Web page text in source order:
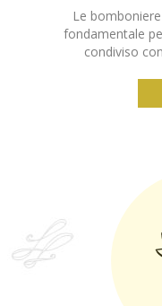
Le
fondamentale
condiviso